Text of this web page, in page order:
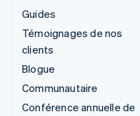
Guides
Témoignages de nos
clients
Blogue
Communautaire
Conférence annuelle de